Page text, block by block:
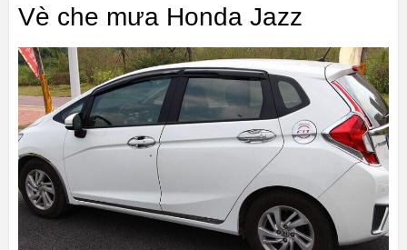
Vè che mưa Honda Jazz